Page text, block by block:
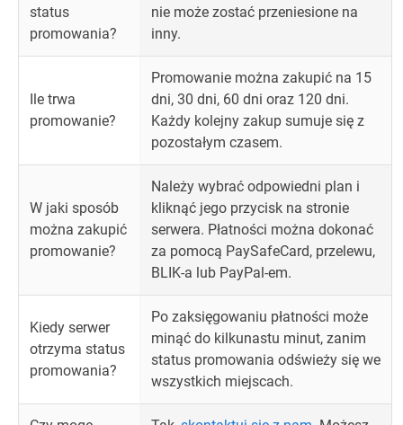
status
promowania?
nie może zostać przeniesione na
inny.
Ile trwa
promowanie?
Promowanie można zakupić na 15
dni, 30 dni, 60 dni oraz 120 dni.
Każdy kolejny zakup sumuje się z
pozostałym czasem.
W jaki sposób
można zakupić
promowanie?
Należy wybrać odpowiedni plan i
kliknąć jego przycisk na stronie
serwera. Płatności można dokonać
za pomocą PaySafeCard, przelewu,
BLIK-a lub PayPal-em.
Kiedy serwer
otrzyma status
promowania?
Po zaksięgowaniu płatności może
minąć do kilkunastu minut, zanim
status promowania odświeży się we
wszystkich miejscach.